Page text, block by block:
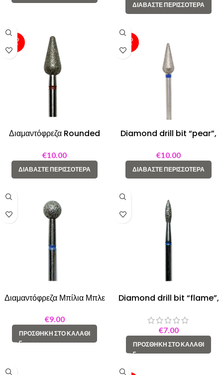
ΔΙΑΒΆΣΤΕ ΠΕΡΙΣΣΌΤΕΡΑ
SOLD
OUT
Διαμαντόφρεζα Rounded
€10.00
ΔΙΑΒΆΣΤΕ ΠΕΡΙΣΣΌΤΕΡΑ
SOLD
OUT
Diamond drill bit “pear”,
€10.00
ΔΙΑΒΆΣΤΕ ΠΕΡΙΣΣΌΤΕΡΑ
Διαμαντόφρεζα Μπίλια Μπλε
€9.00
ΠΡΟΣΘΉΚΗ ΣΤΟ ΚΑΛΆΘΙ
Diamond drill bit “flame”,
€7.00
ΠΡΟΣΘΉΚΗ ΣΤΟ ΚΑΛΆΘΙ